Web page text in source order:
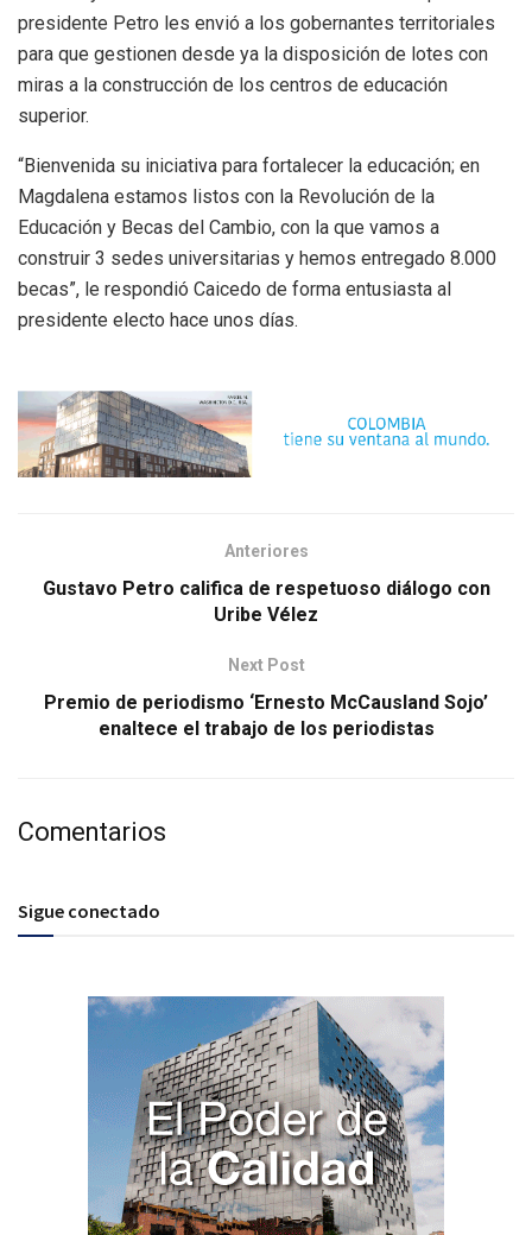
presidente Petro les envió a los gobernantes territoriales
para que gestionen desde ya la disposición de lotes con
miras a la construcción de los centros de educación
superior.
“Bienvenida su iniciativa para fortalecer la educación; en
Magdalena estamos listos con la Revolución de la
Educación y Becas del Cambio, con la que vamos a
construir 3 sedes universitarias y hemos entregado 8.000
becas”, le respondió Caicedo de forma entusiasta al
presidente electo hace unos días.
Anteriores
Gustavo Petro califica de respetuoso diálogo con
Uribe Vélez
Next Post
Premio de periodismo ‘Ernesto McCausland Sojo’
enaltece el trabajo de los periodistas
Comentarios
Sigue conectado